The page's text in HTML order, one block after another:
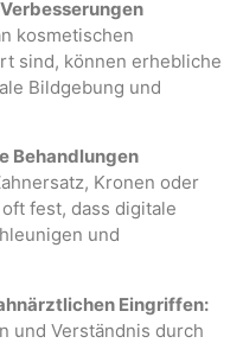
kosmetischen
sind, können erhebliche
Bildgebung und
Behandlungen
Kronen oder
fest, dass digitale
und
Eingriffen:
und Verständnis durch